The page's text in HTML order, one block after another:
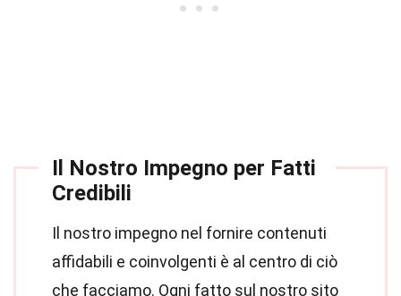
Il Nostro Impegno per Fatti
Credibili
Il nostro impegno nel fornire contenuti
affidabili e coinvolgenti è al centro di ciò
che facciamo. Ogni fatto sul nostro sito